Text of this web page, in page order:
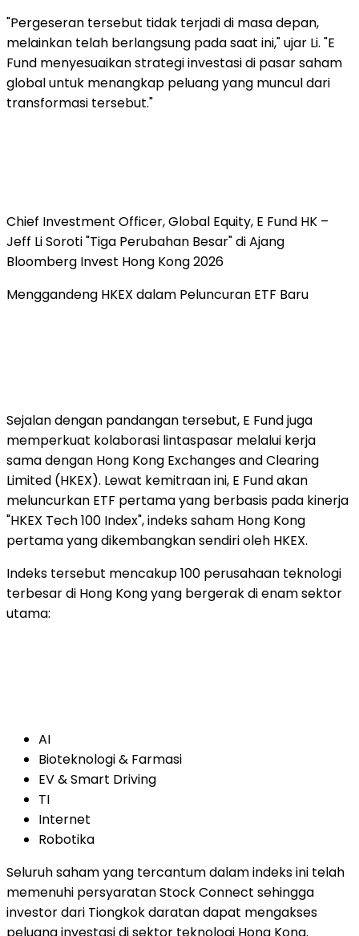
"Pergeseran tersebut tidak terjadi di masa depan,
melainkan telah berlangsung pada saat ini," ujar Li. "E
Fund menyesuaikan strategi investasi di pasar saham
global untuk menangkap peluang yang muncul dari
transformasi tersebut."
Chief Investment Officer, Global Equity, E Fund HK –
Jeff Li Soroti "Tiga Perubahan Besar" di Ajang
Bloomberg Invest Hong Kong 2026
Menggandeng HKEX dalam Peluncuran ETF Baru
Sejalan dengan pandangan tersebut, E Fund juga
memperkuat kolaborasi lintaspasar melalui kerja
sama dengan Hong Kong Exchanges and Clearing
Limited (HKEX). Lewat kemitraan ini, E Fund akan
meluncurkan ETF pertama yang berbasis pada kinerja
"HKEX Tech 100 Index", indeks saham Hong Kong
pertama yang dikembangkan sendiri oleh HKEX.
Indeks tersebut mencakup 100 perusahaan teknologi
terbesar di Hong Kong yang bergerak di enam sektor
utama:
AI
Bioteknologi & Farmasi
EV & Smart Driving
TI
Internet
Robotika
Seluruh saham yang tercantum dalam indeks ini telah
memenuhi persyaratan Stock Connect sehingga
investor dari Tiongkok daratan dapat mengakses
peluang investasi di sektor teknologi Hong Kong.